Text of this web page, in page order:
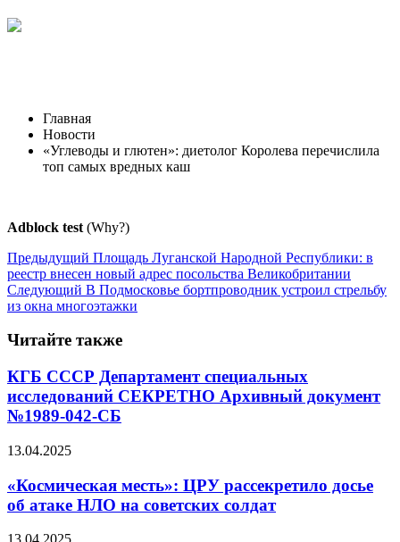
Главная
Новости
«Углеводы и глютен»: диетолог Королева перечислила
топ самых вредных каш
Adblock test (Why?)
Предыдущий Площадь Луганской Народной Республики: в
реестр внесен новый адрес посольства Великобритании
Следующий В Подмосковье бортпроводник устроил стрельбу
из окна многоэтажки
Читайте также
КГБ СССР Департамент специальных
исследований СЕКРЕТНО Архивный документ
№1989-042-СБ
13.04.2025
«Космическая месть»: ЦРУ рассекретило досье
об атаке НЛО на советских солдат